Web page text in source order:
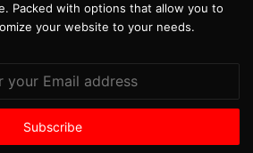
Packed with options that allow you to
your website to your needs.